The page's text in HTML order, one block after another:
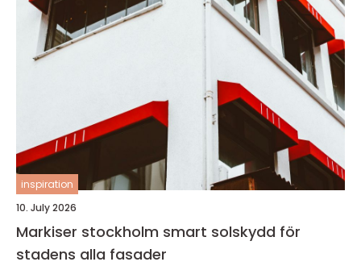
inspiration
10. July 2026
Markiser stockholm smart solskydd för
stadens alla fasader